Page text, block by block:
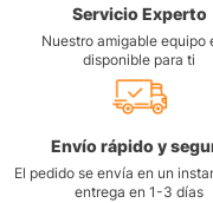
Servicio Experto
Nuestro amigable equipo
disponible para ti
Envío rápido y
El pedido se envía en un
entrega en 1-3 días